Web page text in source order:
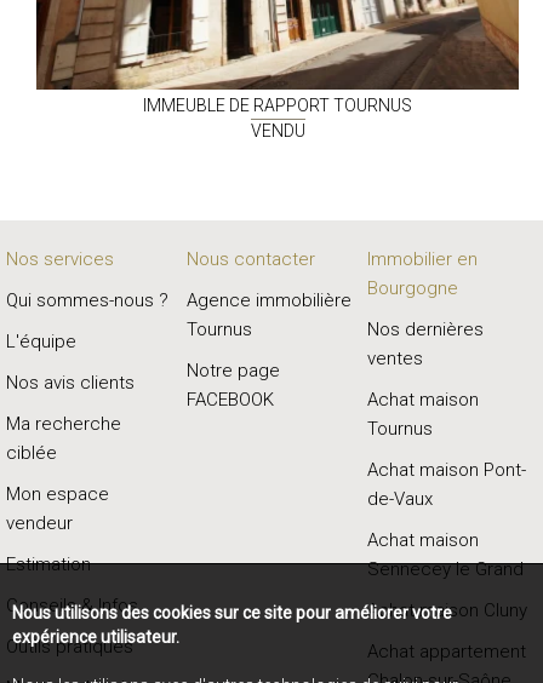
IMMEUBLE DE RAPPORTTOURNUS
VENDU
Nos services
Qui sommes-nous ?
L'équipe
Nos avis clients
Ma recherche
ciblée
Mon espace
vendeur
Estimation
Conseils & Infos
Outils pratiques
Nous contacter
Agence immobilière
Tournus
Notre page
FACEBOOK
Immobilier en
Bourgogne
Nos dernières
ventes
Achat maison
Tournus
Achat maison Pont-
de-Vaux
Achat maison
Sennecey le Grand
Achat maison Cluny
Achat appartement
Nous utilisons des cookies sur ce site pour améliorer votre
expérience utilisateur.